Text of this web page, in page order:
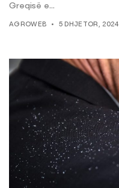
Greqisë e...
AGROWEB 5 DHJETOR, 2024